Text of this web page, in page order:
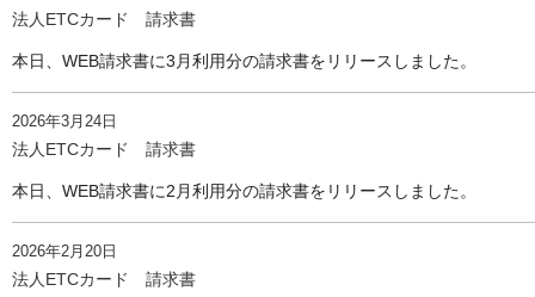
法人ETCカード 請求書
本日、WEB請求書に3月利用分の請求書をリリースしました。
2026年3月24日
法人ETCカード 請求書
本日、WEB請求書に2月利用分の請求書をリリースしました。
2026年2月20日
法人ETCカード 請求書